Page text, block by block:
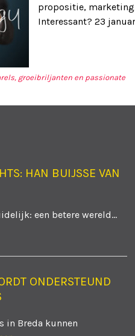
propositie,
Interessant? 23
groeibriljanten en passionate
HAN BUIJSSE VAN
een betere wereld...
ONDERSTEUND
in Breda kunnen